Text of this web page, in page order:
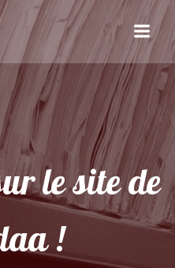
contenu
le site de
!